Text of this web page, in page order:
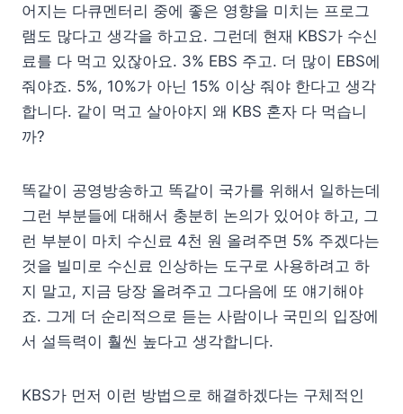
어지는 다큐멘터리 중에 좋은 영향을 미치는 프로그
램도 많다고 생각을 하고요. 그런데 현재 KBS가 수신
료를 다 먹고 있잖아요. 3% EBS 주고. 더 많이 EBS에
줘야죠. 5%, 10%가 아닌 15% 이상 줘야 한다고 생각
합니다. 같이 먹고 살아야지 왜 KBS 혼자 다 먹습니
까?
똑같이 공영방송하고 똑같이 국가를 위해서 일하는데
그런 부분들에 대해서 충분히 논의가 있어야 하고, 그
런 부분이 마치 수신료 4천 원 올려주면 5% 주겠다는
것을 빌미로 수신료 인상하는 도구로 사용하려고 하
지 말고, 지금 당장 올려주고 그다음에 또 얘기해야
죠. 그게 더 순리적으로 듣는 사람이나 국민의 입장에
서 설득력이 훨씬 높다고 생각합니다.
KBS가 먼저 이런 방법으로 해결하겠다는 구체적인